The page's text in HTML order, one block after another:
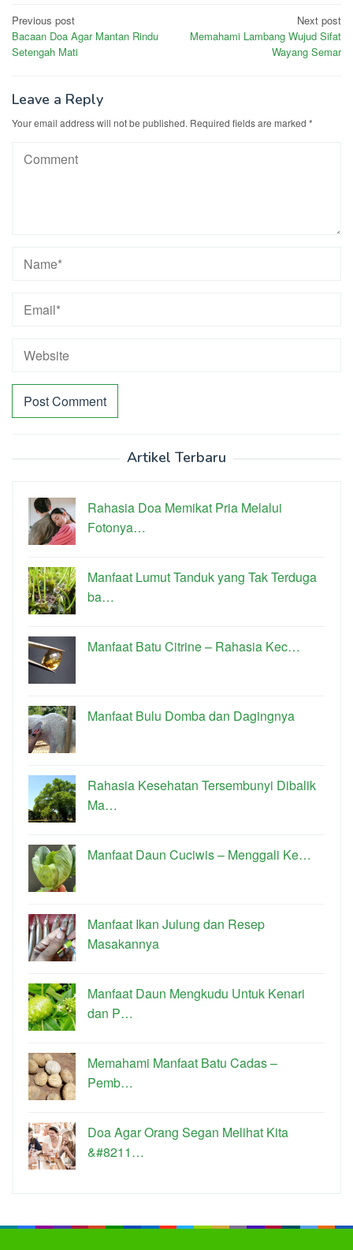
Post
navigation
Previous post
Bacaan Doa Agar Mantan Rindu
Setengah Mati
Next post
Memahami Lambang Wujud Sifat
Wayang Semar
Leave a Reply
Your email address will not be published. Required fields are marked *
Artikel Terbaru
Rahasia Doa Memikat Pria Melalui
Fotonya…
Manfaat Lumut Tanduk yang Tak Terduga
ba…
Manfaat Batu Citrine – Rahasia Kec…
Manfaat Bulu Domba dan Dagingnya
Rahasia Kesehatan Tersembunyi Dibalik
Ma…
Manfaat Daun Cuciwis – Menggali Ke…
Manfaat Ikan Julung dan Resep
Masakannya
Manfaat Daun Mengkudu Untuk Kenari
dan P…
Memahami Manfaat Batu Cadas –
Pemb…
Doa Agar Orang Segan Melihat Kita
&#8211…